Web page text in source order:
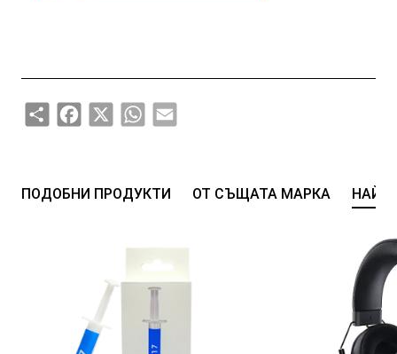
ShareFacebook
X WhatsApp
Email
ПОДОБНИ ПРОДУКТИ ОТ СЪЩАТА МАРКА НАЙ-